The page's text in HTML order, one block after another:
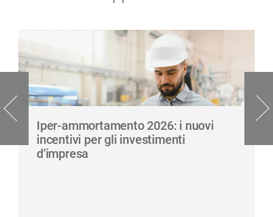
Iper-ammortamento 2026: i nuovi
incentivi per gli investimenti
d’impresa